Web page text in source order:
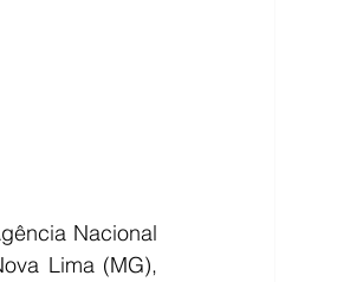
Nacional
Lima (MG),